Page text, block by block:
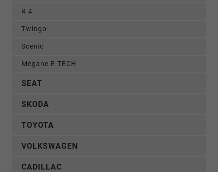
R 4
Twingo
Scenic
Mégane E-TECH
SEAT
SKODA
TOYOTA
VOLKSWAGEN
CADILLAC